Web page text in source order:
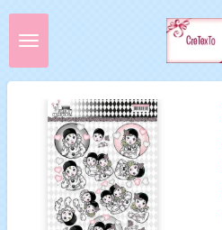
Ga
direct
de
hoofdinhoud